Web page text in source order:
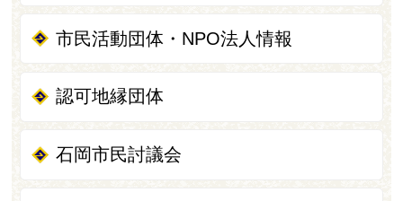
市民活動団体・NPO法人情報
認可地縁団体
石岡市民討議会